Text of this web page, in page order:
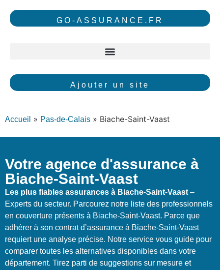
GO-ASSURANCE.FR
Ajouter un site
Accueil » Pas-de-Calais » Biache-Saint-Vaast
Votre agence d'assurance à
Biache-Saint-Vaast
Les plus fiables assurances à Biache-Saint-Vaast –
Experts du secteur. Parcourez notre liste des professionnels
en couverture présents à Biache-Saint-Vaast. Parce que
adhérer à son contrat d’assurance à Biache-Saint-Vaast
requiert une analyse précise. Notre service vous guide pour
comparer toutes les alternatives disponibles dans votre
département. Tirez parti de suggestions sur mesure et